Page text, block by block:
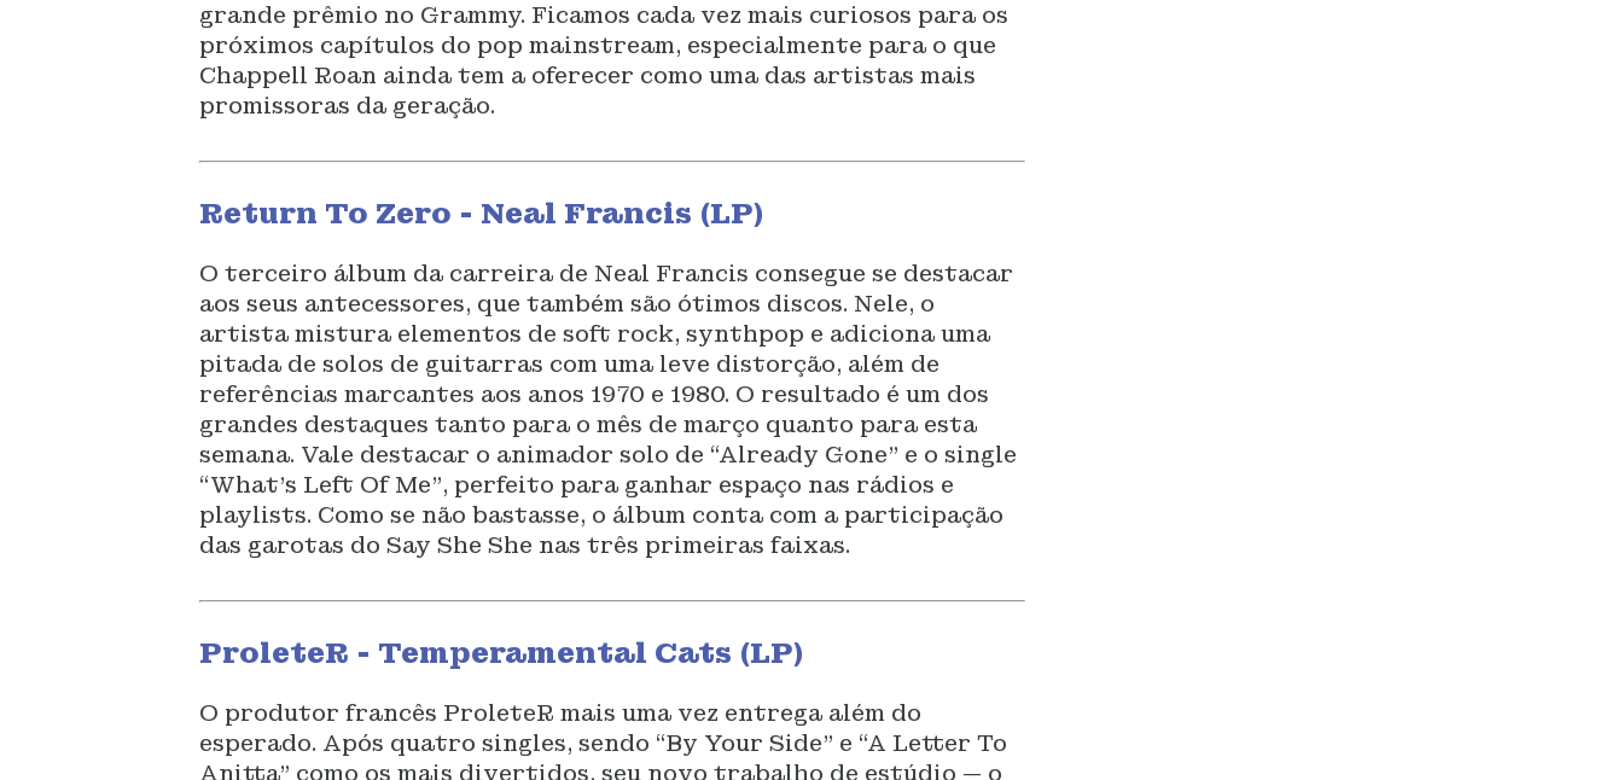
grande prêmio no Grammy. Ficamos cada vez mais curiosos para os
próximos capítulos do pop mainstream, especialmente para o que
Chappell Roan ainda tem a oferecer como uma das artistas mais
promissoras da geração.
Return To Zero - Neal Francis (LP)
O terceiro álbum da carreira de Neal Francis consegue se destacar
aos seus antecessores, que também são ótimos discos. Nele, o
artista mistura elementos de soft rock, synthpop e adiciona uma
pitada de solos de guitarras com uma leve distorção, além de
referências marcantes aos anos 1970 e 1980. O resultado é um dos
grandes destaques tanto para o mês de março quanto para esta
semana. Vale destacar o animador solo de “Already Gone” e o single
“What’s Left Of Me”, perfeito para ganhar espaço nas rádios e
playlists. Como se não bastasse, o álbum conta com a participação
das garotas do Say She She nas três primeiras faixas.
ProleteR - Temperamental Cats (LP)
O produtor francês ProleteR mais uma vez entrega além do
esperado. Após quatro singles, sendo “By Your Side” e “A Letter To
Anitta” como os mais divertidos, seu novo trabalho de estúdio — o